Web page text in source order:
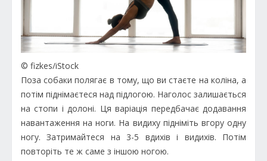
© fizkes/iStock
Поза собаки полягає в тому, що ви стаєте на коліна, а
потім піднімаєтеся над підлогою. Наголос залишається
на стопи і долоні. Ця варіація передбачає додавання
навантаження на ноги. На видиху підніміть вгору одну
ногу. Затримайтеся на 3-5 вдихів і видихів. Потім
повторіть те ж саме з іншою ногою.